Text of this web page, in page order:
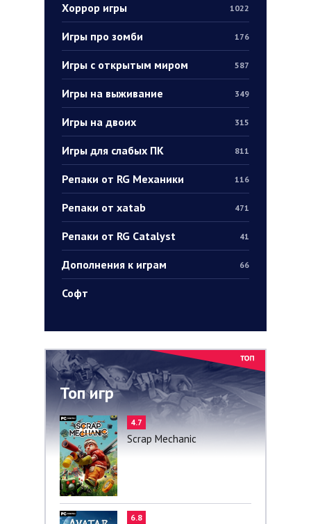
Хоррор игры 1022
Игры про зомби 176
Игры с открытым миром 587
Игры на выживание 349
Игры на двоих 315
Игры для слабых ПК 811
Репаки от RG Механики 116
Репаки от xatab 471
Репаки от RG Catalyst 41
Дополнения к играм 66
Софт
Топ игр
4.7
Scrap Mechanic
6.8